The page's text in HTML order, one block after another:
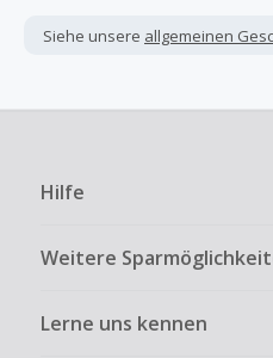
Siehe unsere allgemeinen
Hilfe
Weitere
Lerne uns kennen